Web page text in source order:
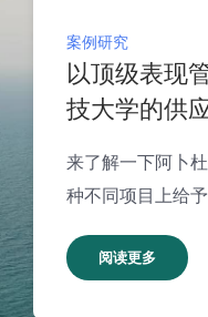
案例研究
以顶级表现
技大学的供
来了解一下阿卜
种不同项目上给
阅读更多